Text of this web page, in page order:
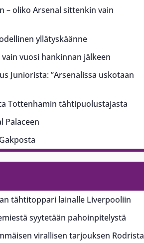
– oliko Arsenal sittenkin vain
yllätyskäänne
vuosi hankinnan jälkeen
Juniorista: ”Arsenalissa uskotaan
Tottenhamin tähtipuolustajasta
Palaceen
tähtitoppari lainalle Liverpooliin
syytetään pahoinpitelystä
virallisen tarjouksen Rodrista